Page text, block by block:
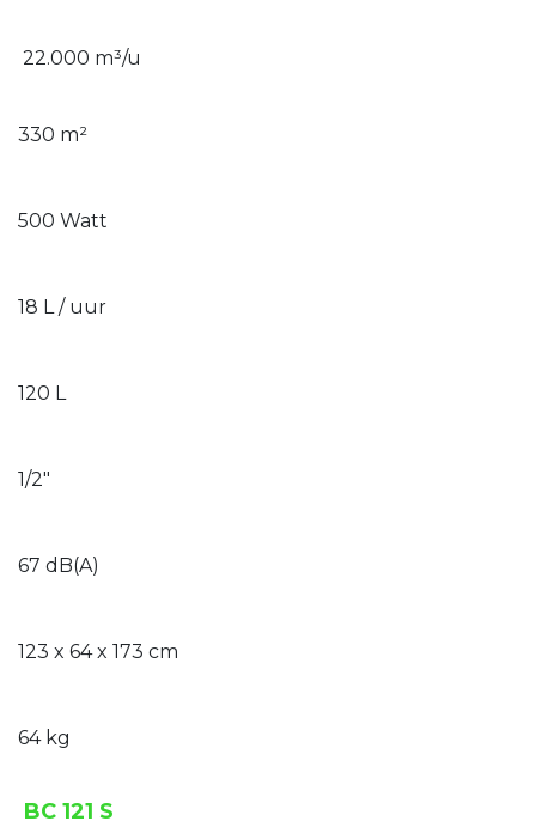
22.000 m³/u
330 m²
500 Watt
18 L / uur
120 L
1/2"
67 dB(A)
123 x 64 x 173 cm
64 kg
BC 121 S